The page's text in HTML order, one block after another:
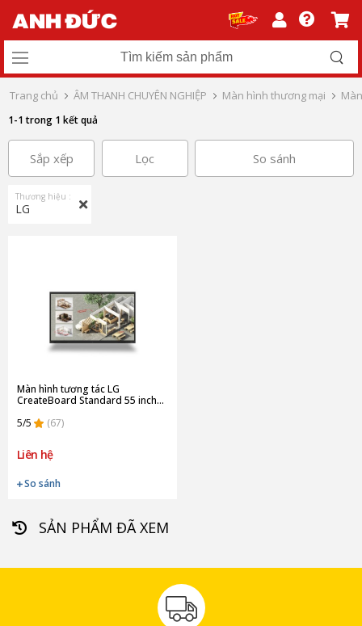
Trang chủ ÂM THANH CHUYÊN NGHIỆP Màn hình thương mại
1-1 trong 1 kết quả
Sắp xếp Lọc So sánh
Thương hiệu :
LG
Màn hình tương tác LG
CreateBoard Standard 55 inch
5/5
(67)
Liên hệ
So sánh
SẢN PHẨM ĐÃ XEM